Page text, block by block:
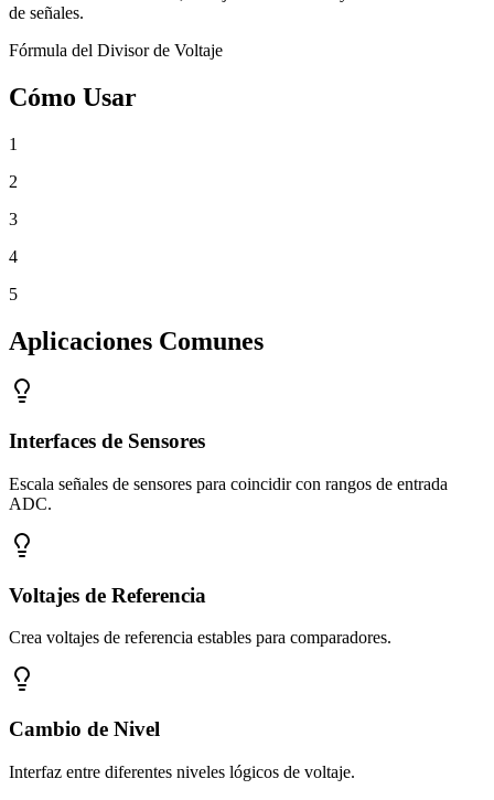
de señales.
Fórmula del Divisor de Voltaje
Cómo Usar
1
2
3
4
5
Aplicaciones Comunes
Interfaces de Sensores
Escala señales de sensores para coincidir con rangos de entrada
ADC.
Voltajes de Referencia
Crea voltajes de referencia estables para comparadores.
Cambio de Nivel
Interfaz entre diferentes niveles lógicos de voltaje.